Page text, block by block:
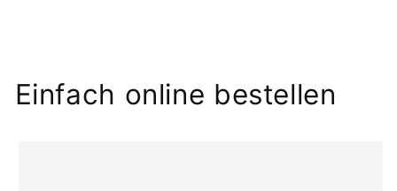
t
Einfach online bestellen